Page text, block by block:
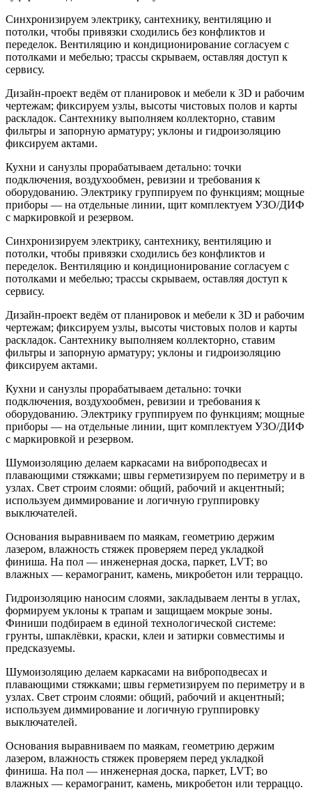
Синхронизируем электрику, сантехнику, вентиляцию и
потолки, чтобы привязки сходились без конфликтов и
переделок. Вентиляцию и кондиционирование согласуем с
потолками и мебелью; трассы скрываем, оставляя доступ к
сервису.
Дизайн‑проект ведём от планировок и мебели к 3D и рабочим
чертежам; фиксируем узлы, высоты чистовых полов и карты
раскладок. Сантехнику выполняем коллекторно, ставим
фильтры и запорную арматуру; уклоны и гидроизоляцию
фиксируем актами.
Кухни и санузлы прорабатываем детально: точки
подключения, воздухообмен, ревизии и требования к
оборудованию. Электрику группируем по функциям; мощные
приборы — на отдельные линии, щит комплектуем УЗО/ДИФ
с маркировкой и резервом.
Синхронизируем электрику, сантехнику, вентиляцию и
потолки, чтобы привязки сходились без конфликтов и
переделок. Вентиляцию и кондиционирование согласуем с
потолками и мебелью; трассы скрываем, оставляя доступ к
сервису.
Дизайн‑проект ведём от планировок и мебели к 3D и рабочим
чертежам; фиксируем узлы, высоты чистовых полов и карты
раскладок. Сантехнику выполняем коллекторно, ставим
фильтры и запорную арматуру; уклоны и гидроизоляцию
фиксируем актами.
Кухни и санузлы прорабатываем детально: точки
подключения, воздухообмен, ревизии и требования к
оборудованию. Электрику группируем по функциям; мощные
приборы — на отдельные линии, щит комплектуем УЗО/ДИФ
с маркировкой и резервом.
Шумоизоляцию делаем каркасами на виброподвесах и
плавающими стяжками; швы герметизируем по периметру и в
узлах. Свет строим слоями: общий, рабочий и акцентный;
используем диммирование и логичную группировку
выключателей.
Основания выравниваем по маякам, геометрию держим
лазером, влажность стяжек проверяем перед укладкой
финиша. На пол — инженерная доска, паркет, LVT; во
влажных — керамогранит, камень, микробетон или терраццо.
Гидроизоляцию наносим слоями, закладываем ленты в углах,
формируем уклоны к трапам и защищаем мокрые зоны.
Финиши подбираем в единой технологической системе:
грунты, шпаклёвки, краски, клеи и затирки совместимы и
предсказуемы.
Шумоизоляцию делаем каркасами на виброподвесах и
плавающими стяжками; швы герметизируем по периметру и в
узлах. Свет строим слоями: общий, рабочий и акцентный;
используем диммирование и логичную группировку
выключателей.
Основания выравниваем по маякам, геометрию держим
лазером, влажность стяжек проверяем перед укладкой
финиша. На пол — инженерная доска, паркет, LVT; во
влажных — керамогранит, камень, микробетон или терраццо.